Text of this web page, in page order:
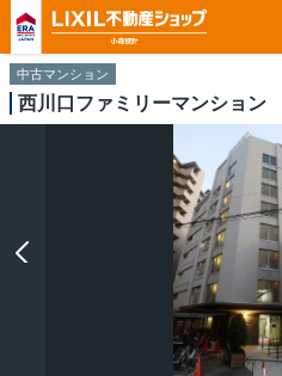
中古マンション
西川口ファミリーマンション